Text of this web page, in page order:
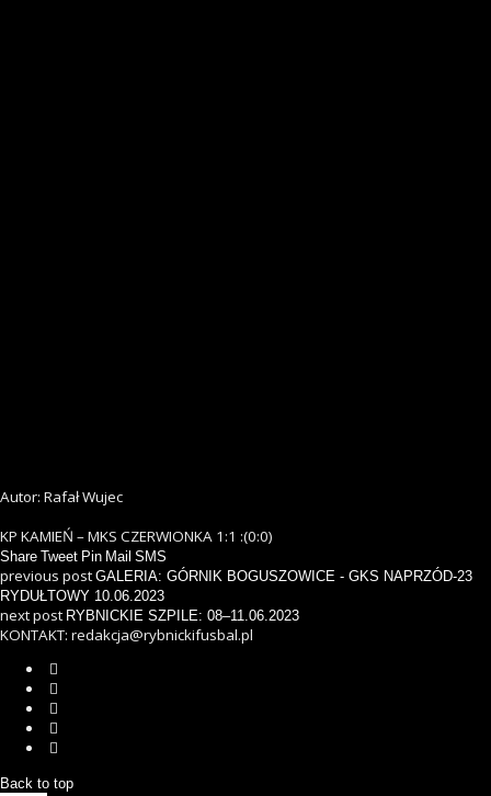
Autor: Rafał Wujec
KP KAMIEŃ – MKS CZERWIONKA 1:1 :(0:0)
Share Tweet Pin Mail SMS
previous postGALERIA: GÓRNIK BOGUSZOWICE - GKS NAPRZÓD-23
RYDUŁTOWY 10.06.2023
next post RYBNICKIE SZPILE: 08–11.06.2023
KONTAKT: redakcja@rybnickifusbal.pl
Back to top